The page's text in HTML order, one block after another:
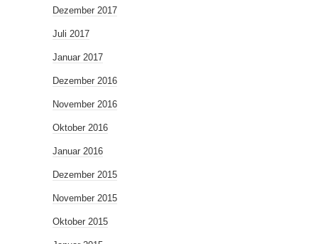
Dezember 2017
Juli 2017
Januar 2017
Dezember 2016
November 2016
Oktober 2016
Januar 2016
Dezember 2015
November 2015
Oktober 2015